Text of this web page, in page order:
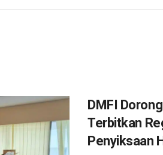
DMFI
Terbitkan
Penyiksaan